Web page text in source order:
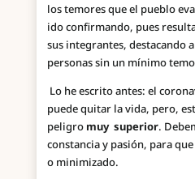
los temores que el pueblo
ido confirmando, pues
sus integrantes, destacando
personas sin un mínimo
Lo he escrito antes: el
puede quitar la vida, pero,
peligro muy superior.
constancia y pasión, para
o minimizado.